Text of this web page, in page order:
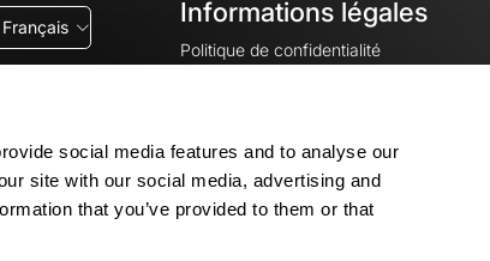
social media features and to analyse our
site with our social media, advertising and
that you’ve provided to them or that
Français
Informations légales
Politique de confidentialité
Mentions légales
Paramètres des cookies